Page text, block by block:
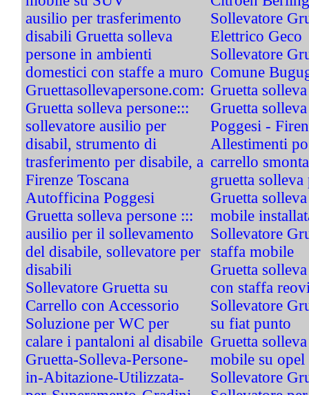
ausilio per trasferimento
disabili Gruetta solleva
persone in ambienti
domestici con staffe a muro
Gruettasollevapersone.com:
Gruetta solleva persone:::
sollevatore ausilio per
disabil, strumento di
trasferimento per disabile, a
Firenze Toscana
Autofficina Poggesi
Gruetta solleva persone :::
ausilio per il sollevamento
del disabile, sollevatore per
disabili
Sollevatore Gruetta su
Carrello con Accessorio
Soluzione per WC per
calare i pantaloni al disabile
Gruetta-Solleva-Persone-
in-Abitazione-Utilizzata-
Sollevatore
Elettrico Geco
Sollevatore
Comune
Gruetta
Gruetta
Poggesi -
Allestimenti
carrello
gruetta solleva
Gruetta
mobile
Sollevatore
staffa mobile
Gruetta
con staffa
Sollevatore
su fiat punto
Gruetta
mobile su opel
Sollevatore